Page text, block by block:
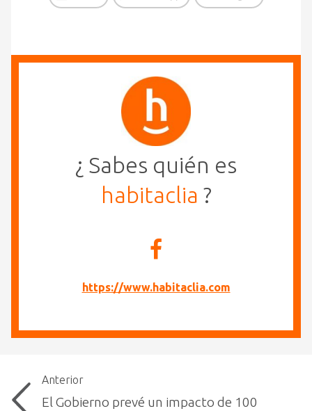
¿ Sabes quién es
habitaclia ?
https://www.habitaclia.com
Anterior
El Gobierno prevé un impacto de 100